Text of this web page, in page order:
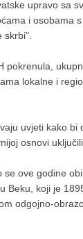
upravo sa
i osobama
skrbi".
lokalne i
uvjeti kako bi
osnovi
ove godine
koji je
odgojno-